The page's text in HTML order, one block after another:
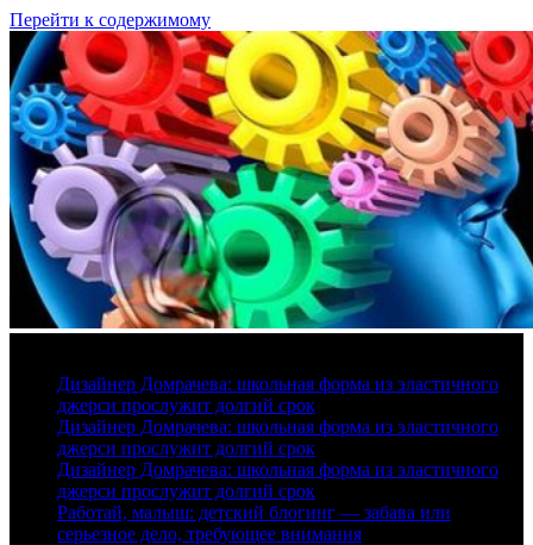
Перейти к содержимому
Дизайнер Домрачева: школьная форма из эластичного
джерси прослужит долгий срок
Дизайнер Домрачева: школьная форма из эластичного
джерси прослужит долгий срок
Дизайнер Домрачева: школьная форма из эластичного
джерси прослужит долгий срок
Работай, малыш: детский блогинг — забава или
серьезное дело, требующее внимания